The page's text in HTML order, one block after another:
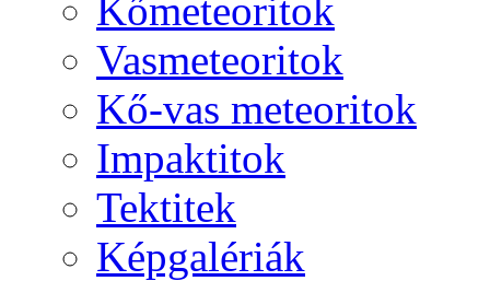
Kő­me­te­o­ri­tok
Vas­me­te­o­ri­tok
Kő-vas me­te­o­ri­tok
Imp­ak­ti­tok
Tek­ti­tek
Kép­ga­lé­ri­ák